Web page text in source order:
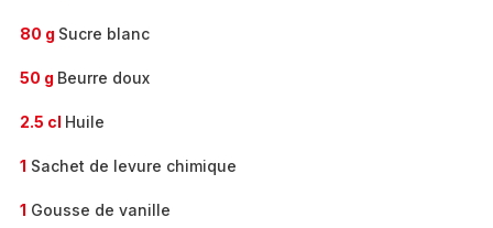
80 g Sucre blanc
50 g Beurre doux
2.5 cl Huile
1 Sachet de levure chimique
1 Gousse de vanille